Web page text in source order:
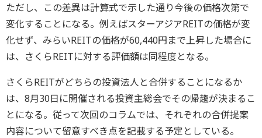
ただし、この差異は計算式で示した通り今後の価格次第で
変化することになる。例えばスターアジアREITの価格が変
化せず、みらいREITの価格が60,440円まで上昇した場合に
は、さくらREITに対する評価額は同程度となる。
さくらREITがどちらの投資法人と合併することになるか
は、8月30日に開催される投資主総会でその帰趨が決まるこ
とになる。従って次回のコラムでは、それぞれの合併提案
内容について留意すべき点を記載する予定としている。